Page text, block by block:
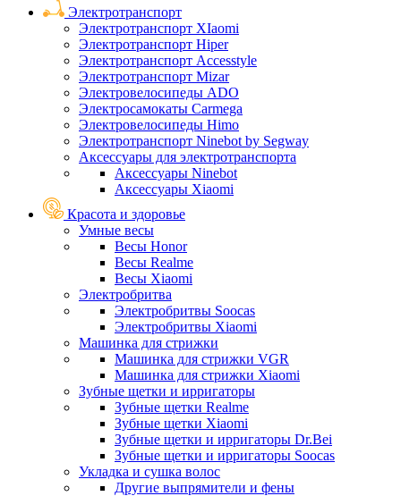
Электротранспорт
Электротранспорт XIaomi
Электротранспорт Hiper
Электротранспорт Accesstyle
Электротранспорт Mizar
Электровелосипеды ADO
Электросамокаты Carmega
Электровелосипеды Himo
Электротранспорт Ninebot by Segway
Аксессуары для электротранспорта
Аксессуары Ninebot
Аксессуары Xiaomi
Красота и здоровье
Умные весы
Весы Honor
Весы Realme
Весы Xiaomi
Электробритва
Электробритвы Soocas
Электробритвы Xiaomi
Машинка для стрижки
Машинка для стрижки VGR
Машинка для стрижки Xiaomi
Зубные щетки и ирригаторы
Зубные щетки Realme
Зубные щетки Xiaomi
Зубные щетки и ирригаторы Dr.Bei
Зубные щетки и ирригаторы Soocas
Укладка и сушка волос
Другие выпрямители и фены